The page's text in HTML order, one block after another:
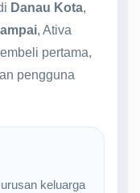
Danau Kota,
, Ativa
pertama,
pengguna
keluarga